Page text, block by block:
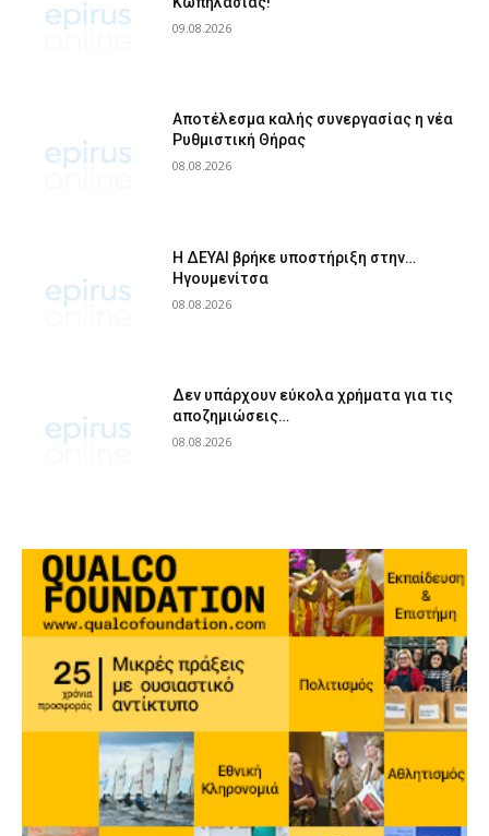
09.08.2026
Αποτέλεσμα καλής συνεργασίας η νέα
Ρυθμιστική Θήρας
08.08.2026
Η ΔΕΥΑΙ βρήκε υποστήριξη στην…
Ηγουμενίτσα
08.08.2026
Δεν υπάρχουν εύκολα χρήματα για τις
αποζημιώσεις…
08.08.2026